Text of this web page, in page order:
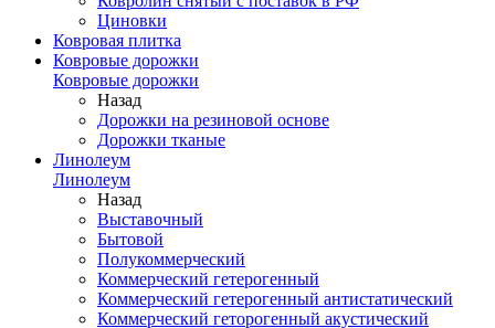
Циновки
Ковровая плитка
Ковровые дорожки
Ковровые дорожки
Назад
Дорожки на резиновой основе
Дорожки тканые
Линолеум
Линолеум
Назад
Выставочный
Бытовой
Полукоммерческий
Коммерческий гетерогенный
Коммерческий гетерогенный антистатический
Коммерческий геторогенный акустический